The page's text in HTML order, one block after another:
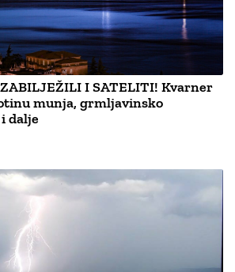
I SATELITI! Kvarner
munja, grmljavinsko
dalje